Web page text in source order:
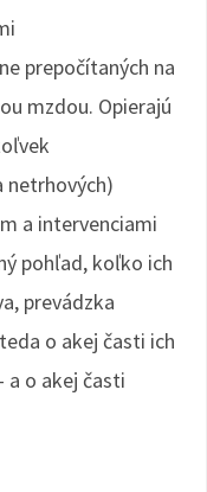
prepočítaných na
mzdou. Opierajú
netrhových)
a intervenciami
pohľad, koľko ich
prevádzka
o akej časti ich
a o akej časti